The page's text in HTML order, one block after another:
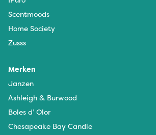
Scentmoods
Home Society
Zusss
Merken
Janzen
Ashleigh & Burwood
Boles d’ Olor
Chesapeake Bay Candle